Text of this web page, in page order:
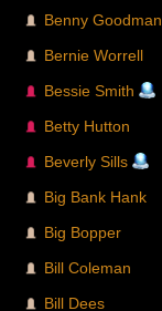
Benny Goodman
Bernie Worrell
Bessie Smith
Betty Hutton
Beverly Sills
Big Bank Hank
Big Bopper
Bill Coleman
Bill Dees